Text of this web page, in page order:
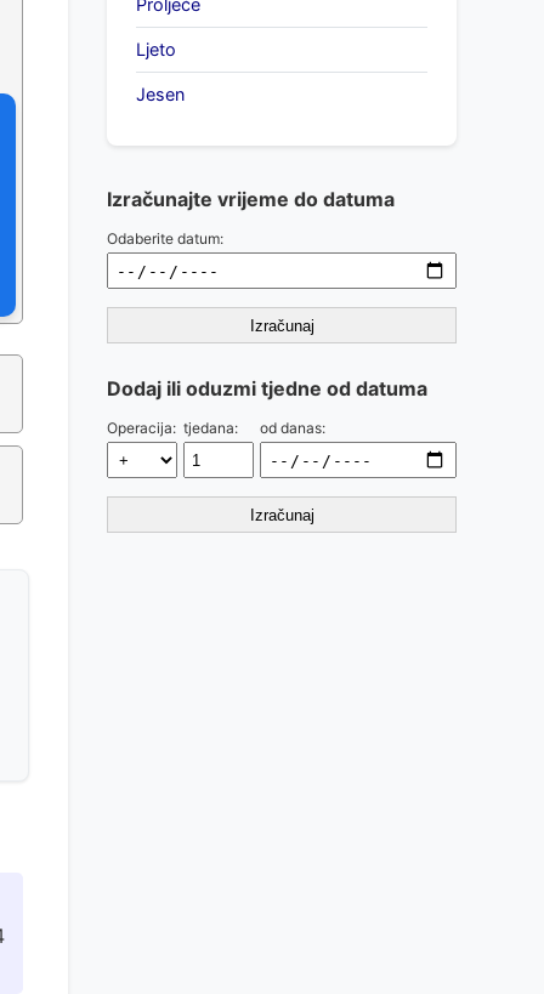
Proljeće
Ljeto
Jesen
Izračunajte vrijeme do datuma
Odaberite datum:
Izračunaj
Dodaj ili oduzmi tjedne od datuma
Operacija: tjedana: od danas:
Izračunaj